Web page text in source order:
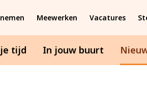
tijd In jouw buurt
Meewerken Vacatures